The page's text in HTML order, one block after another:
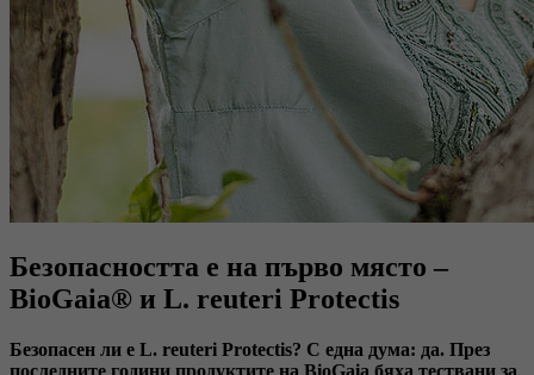
Безопасността е на първо място –
BioGaia® и L. reuteri Protectis
Безопасен ли е L. reuteri Protectis? С една дума: да. През